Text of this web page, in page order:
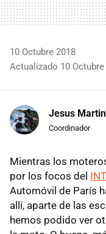
10 Octubre 2018
Actualizado 10 Octubre
Jesus Martin
Coordinador
Mientras los
por los focos del
Automóvil de París
allí, aparte de las
hemos podido ver